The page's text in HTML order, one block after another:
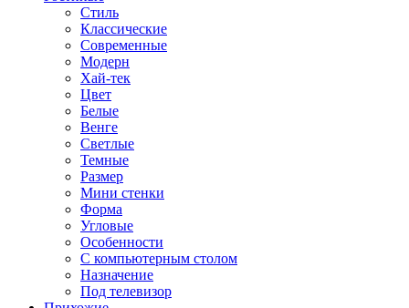
Стиль
Классические
Современные
Модерн
Хай-тек
Цвет
Белые
Венге
Светлые
Темные
Размер
Мини стенки
Форма
Угловые
Особенности
С компьютерным столом
Назначение
Под телевизор